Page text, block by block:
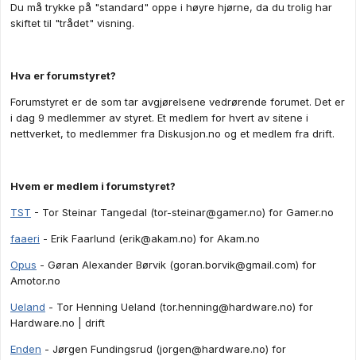
Du må trykke på "standard" oppe i høyre hjørne, da du trolig har
skiftet til "trådet" visning.
Hva er forumstyret?
Forumstyret er de som tar avgjørelsene vedrørende forumet. Det er
i dag 9 medlemmer av styret. Et medlem for hvert av sitene i
nettverket, to medlemmer fra Diskusjon.no og et medlem fra drift.
Hvem er medlem i forumstyret?
TST - Tor Steinar Tangedal (tor-steinar@gamer.no) for Gamer.no
faaeri - Erik Faarlund (erik@akam.no) for Akam.no
Opus - Gøran Alexander Børvik (goran.borvik@gmail.com) for
Amotor.no
Ueland - Tor Henning Ueland (tor.henning@hardware.no) for
Hardware.no | drift
Enden - Jørgen Fundingsrud (jorgen@hardware.no) for